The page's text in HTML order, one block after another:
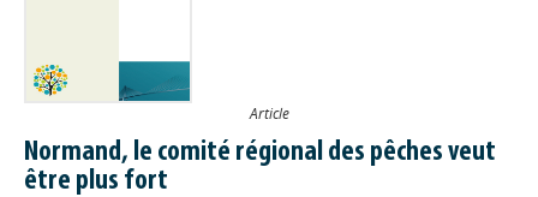
Article
Normand, le comité régional des pêches veut
être plus fort